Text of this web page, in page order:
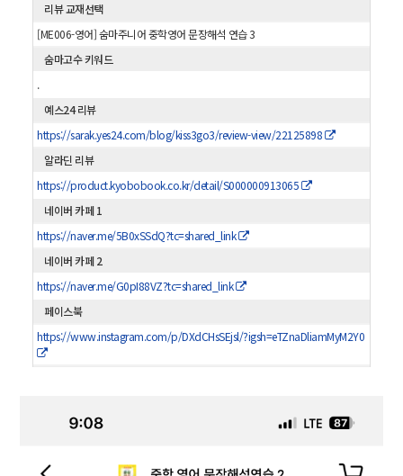
리뷰 교재선택
[ME006-영어] 숨마주니어 중학영어 문장해석 연습 3
숨마고수 키워드
.
예스24 리뷰
https://sarak.yes24.com/blog/kiss3go3/review-view/22125898
알라딘 리뷰
https://product.kyobobook.co.kr/detail/S000000913065
네이버 카페 1
https://naver.me/5B0xSSdQ?tc=shared_link
네이버 카페 2
https://naver.me/G0pI88VZ?tc=shared_link
페이스북
https://www.instagram.com/p/DXdCHsSEjsl/?igsh=eTZnaDliamMyM2Y0